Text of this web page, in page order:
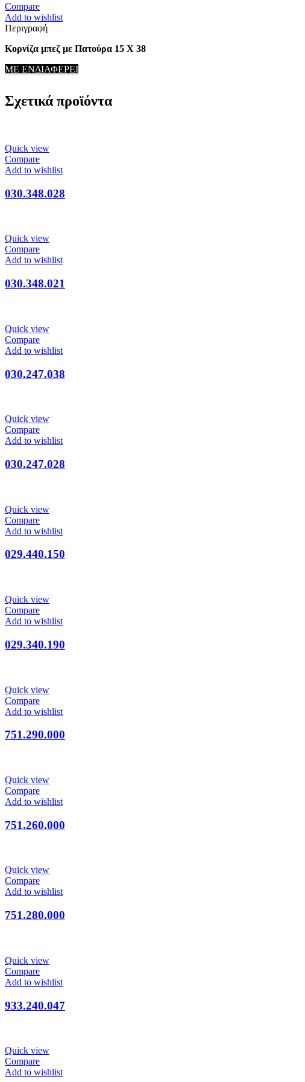
Compare
Add to wishlist
Περιγραφή
Κορνίζα μπεζ με Πατούρα 15 Χ 38
ΜΕ ΕΝΔΙΑΦΕΡΕΙ
Σχετικά προϊόντα
Quick view
Compare
Add to wishlist
030.348.028
Quick view
Compare
Add to wishlist
030.348.021
Quick view
Compare
Add to wishlist
030.247.038
Quick view
Compare
Add to wishlist
030.247.028
Quick view
Compare
Add to wishlist
029.440.150
Quick view
Compare
Add to wishlist
029.340.190
Quick view
Compare
Add to wishlist
751.290.000
Quick view
Compare
Add to wishlist
751.260.000
Quick view
Compare
Add to wishlist
751.280.000
Quick view
Compare
Add to wishlist
933.240.047
Quick view
Compare
Add to wishlist